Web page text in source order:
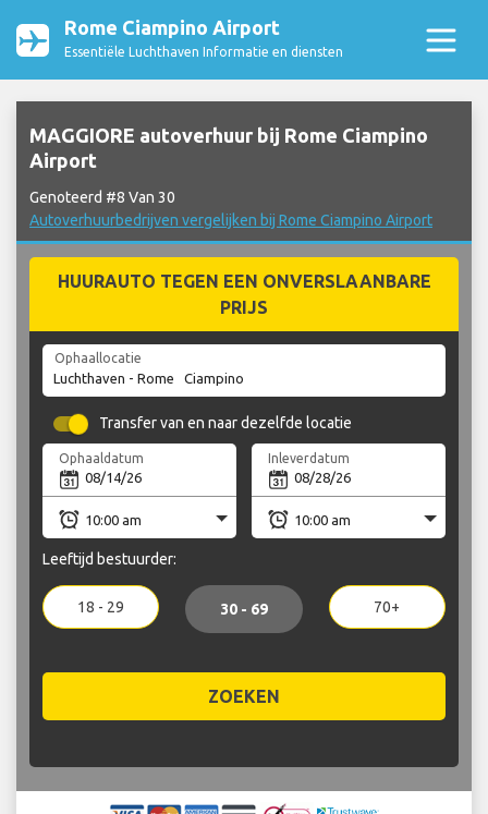
Rome Ciampino Airport
Essentiële Luchthaven Informatie en diensten
MAGGIORE autoverhuur bij Rome Ciampino
Airport
Genoteerd #8 Van 30
Autoverhuurbedrijven vergelijken bij Rome Ciampino Airport
HUURAUTO TEGEN EEN ONVERSLAANBARE
PRIJS
Ophaallocatie
Transfer van en naar dezelfde locatie
Ophaaldatum Inleverdatum
Leeftijd bestuurder:
18 - 29 30 - 69 70+
ZOEKEN